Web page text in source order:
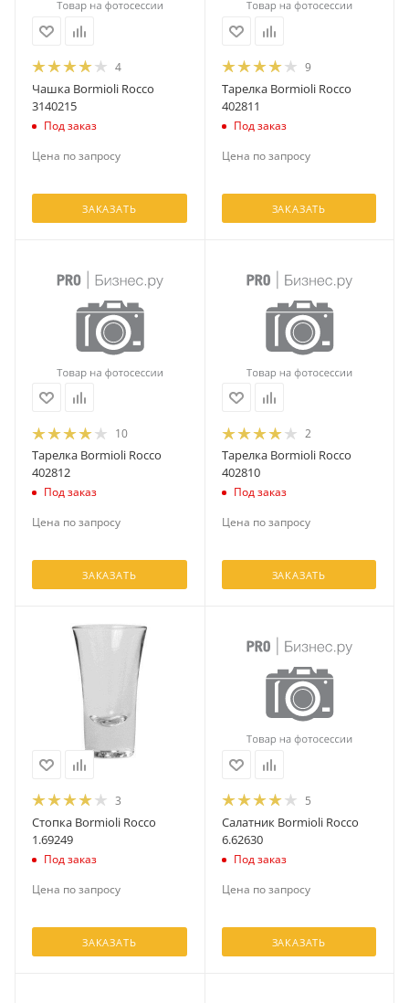
4
Чашка Bormioli Rocco
3140215
Под заказ
Цена по запросу
ЗАКАЗАТЬ
9
Тарелка Bormioli Rocco
402811
Под заказ
Цена по запросу
ЗАКАЗАТЬ
10
Тарелка Bormioli Rocco
402812
Под заказ
Цена по запросу
ЗАКАЗАТЬ
2
Тарелка Bormioli Rocco
402810
Под заказ
Цена по запросу
ЗАКАЗАТЬ
3
Стопка Bormioli Rocco
1.69249
Под заказ
Цена по запросу
ЗАКАЗАТЬ
5
Салатник Bormioli Rocco
6.62630
Под заказ
Цена по запросу
ЗАКАЗАТЬ